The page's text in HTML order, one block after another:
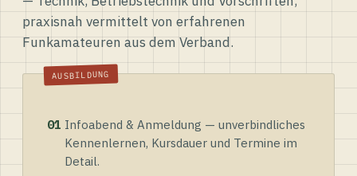
praxisnah vermittelt von erfahrenen
Funkamateuren aus dem Verband.
01 Infoabend & Anmeldung — unverbindliches
Kennenlernen, Kursdauer und Termine im
Detail.